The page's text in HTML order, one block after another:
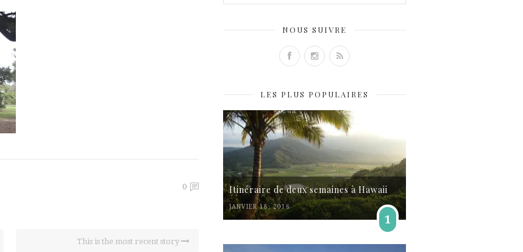
0
This is the most recent story
NOUS SUIVRE
LES PLUS POPULAIRES
Itinéraire de deux semaines à Hawaii
JANVIER 18, 2016
1